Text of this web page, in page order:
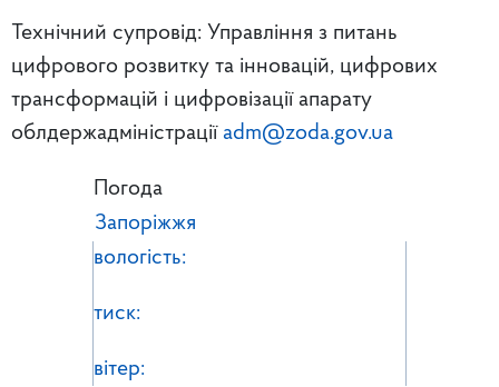
Технічний супровід: Управління з питань
цифрового розвитку та інновацій, цифрових
трансформацій і цифровізації апарату
облдержадміністрації adm@zoda.gov.ua
Погода
Запоріжжя
вологість:
тиск:
вітер: